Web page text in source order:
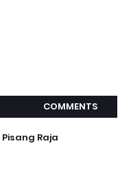
COMMENTS
Raja